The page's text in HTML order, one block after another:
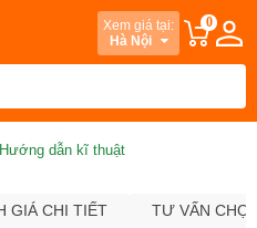
Xem giá tại:
Hà Nội
0
Hướng dẫn kĩ thuật
GIÁ CHI TIẾT TƯ VẤN